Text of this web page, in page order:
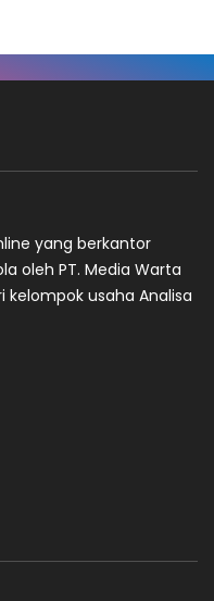
yang berkantor
oleh PT. Media Warta
usaha Analisa